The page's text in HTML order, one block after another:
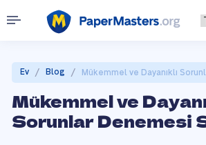
Ev / Blog / Mükemmel ve Dayanıklı
Mükemmel ve
Sorunlar Denemesi